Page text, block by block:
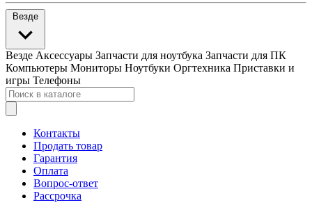
Везде
Везде Аксессуары Запчасти для ноутбука Запчасти для ПК
Компьютеры Мониторы Ноутбуки Оргтехника Приставки и
игры Телефоны
Контакты
Продать товар
Гарантия
Оплата
Вопрос-ответ
Рассрочка